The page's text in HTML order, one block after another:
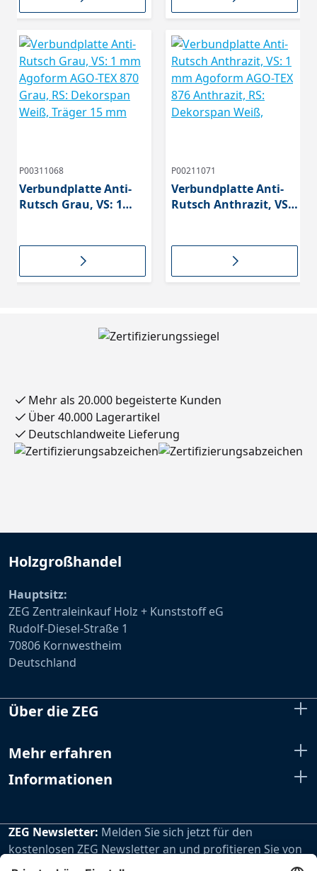
P00311068
Verbundplatte Anti-
Rutsch Grau, VS: 1
Dekorspan Weiß,
Träger 15 mm
P00211071
Verbundplatte Anti-
Rutsch Anthrazit, VS:
Dekorspan Weiß,
Mehr als 20.000 begeisterte Kunden
Über 40.000 Lagerartikel
Deutschlandweite Lieferung
Holzgroßhandel
Hauptsitz:
ZEG Zentraleinkauf Holz + Kunststoff eG
Rudolf-Diesel-Straße 1
70806 Kornwestheim
Deutschland
Über die ZEG
Mehr erfahren
Informationen
ZEG Newsletter: Melden Sie sich jetzt für den
kostenlosen ZEG Newsletter an und profitieren Sie von
den extra Vorteilen unseres regelmäßig erscheinenden